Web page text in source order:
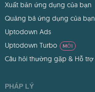
Xuất bản ứng dụng của bạn
Quảng bá ứng dụng của bạn
Uptodown Ads
Uptodown Turbo
MỚI
Câu hỏi thường gặp & Hỗ trợ
PHÁP LÝ